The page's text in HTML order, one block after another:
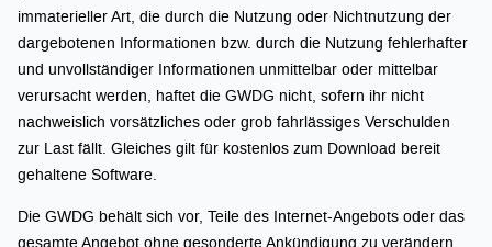
immaterieller Art, die durch die Nutzung oder Nichtnutzung der
dargebotenen Informationen bzw. durch die Nutzung fehlerhafter
und unvollständiger Informationen unmittelbar oder mittelbar
verursacht werden, haftet die GWDG nicht, sofern ihr nicht
nachweislich vorsätzliches oder grob fahrlässiges Verschulden
zur Last fällt. Gleiches gilt für kostenlos zum Download bereit
gehaltene Software.
Die GWDG behält sich vor, Teile des Internet-Angebots oder das
gesamte Angebot ohne gesonderte Ankündigung zu verändern,